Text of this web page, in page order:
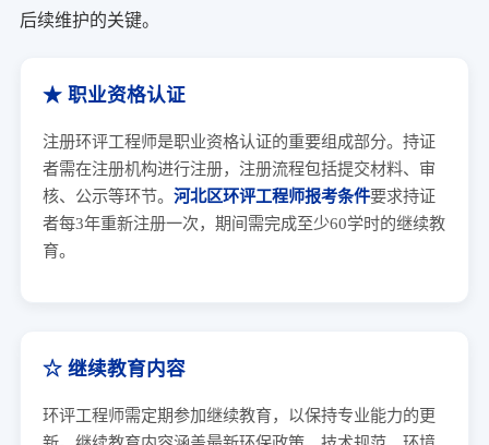
后续维护的关键。
★ 职业资格认证
注册环评工程师是职业资格认证的重要组成部分。持证
者需在注册机构进行注册，注册流程包括提交材料、审
核、公示等环节。 河北区环评工程师报考条件要求持证
者每3年重新注册一次，期间需完成至少60学时的继续教
育。
☆ 继续教育内容
环评工程师需定期参加继续教育，以保持专业能力的更